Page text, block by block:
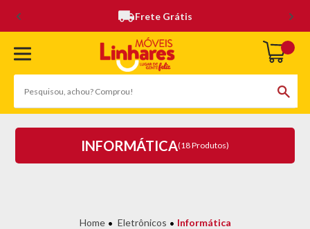
Frete Grátis
INFORMÁTICA(18 Produtos)
Eletrônicos Informática